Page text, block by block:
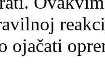
ojačati